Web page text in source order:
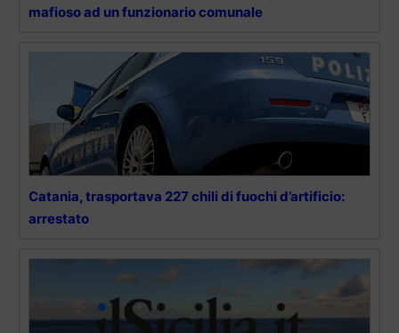
mafioso ad un funzionario comunale
Catania, trasportava 227 chili di fuochi d’artificio:
arrestato